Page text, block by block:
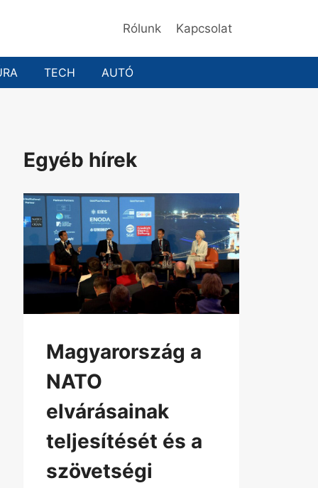
Rólunk Kapcsolat
TECH AUTÓ
Egyéb hírek
Magyarország a
NATO
elvárásainak
teljesítését és a
szövetségi